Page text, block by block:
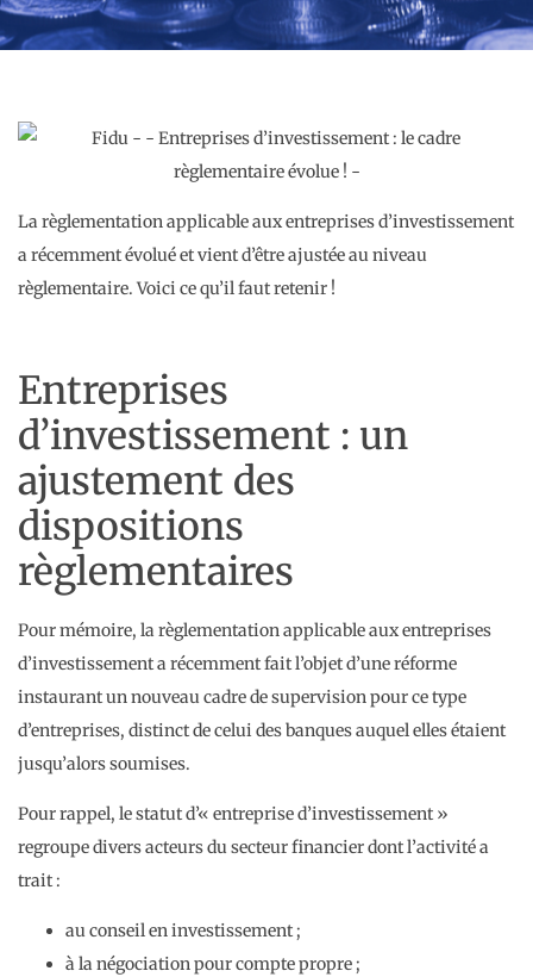
La règlementation applicable aux entreprises d’investissement
a récemment évolué et vient d’être ajustée au niveau
règlementaire. Voici ce qu’il faut retenir !
Entreprises
d’investissement : un
ajustement des
dispositions
règlementaires
Pour mémoire, la règlementation applicable aux entreprises
d’investissement a récemment fait l’objet d’une réforme
instaurant un nouveau cadre de supervision pour ce type
d’entreprises, distinct de celui des banques auquel elles étaient
jusqu’alors soumises.
Pour rappel, le statut d’« entreprise d’investissement »
regroupe divers acteurs du secteur financier dont l’activité a
trait :
au conseil en investissement ;
à la négociation pour compte propre ;